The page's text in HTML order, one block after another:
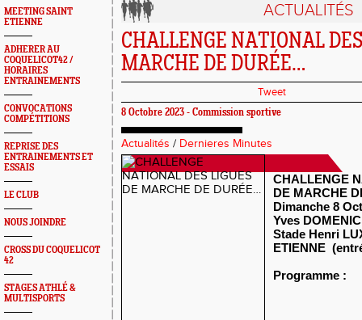
MEETING SAINT
ETIENNE
ADHERER AU
COQUELICOT42 /
HORAIRES
ENTRAINEMENTS
CONVOCATIONS
COMPÉTITIONS
REPRISE DES
ENTRAINEMENTS ET
ESSAIS
LE CLUB
NOUS JOINDRE
CROSS DU COQUELICOT
42
STAGES ATHLÉ &
MULTISPORTS
ACTUALITÉS
CHALLENGE NATIONAL
MARCHE DE DURÉE…
Tweet
8 Octobre 2023 - Commission sportive
Actualités / Dernieres Minutes
CHALLENGE
DE MARCHE
Dimanche 8
Yves
Stade Henri
ETIENNE
Programme :